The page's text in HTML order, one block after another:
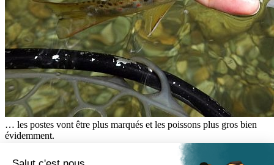
… les postes vont être plus marqués et les poissons plus gros bien
évidemment.